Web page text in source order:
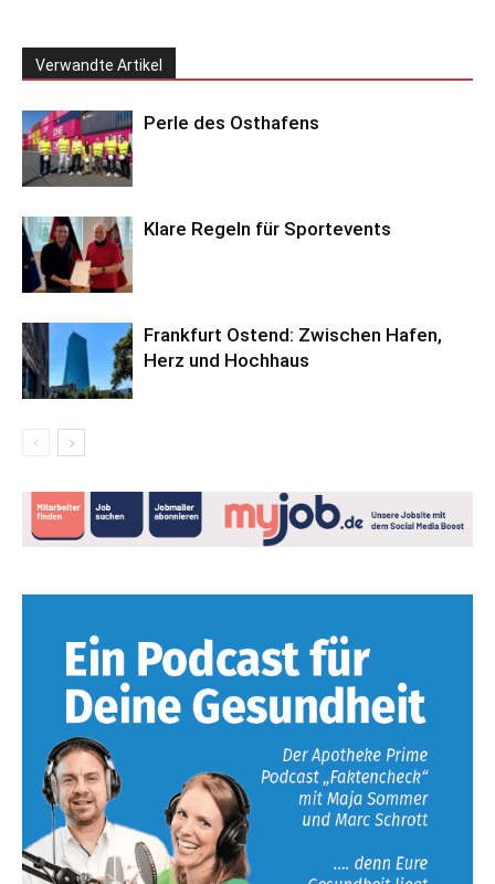
Verwandte Artikel
Perle des Osthafens
Klare Regeln für Sportevents
Frankfurt Ostend: Zwischen Hafen,
Herz und Hochhaus